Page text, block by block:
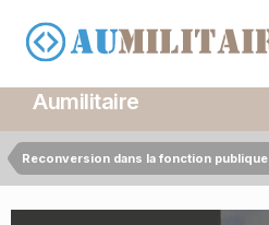
Aumilitaire
Reconversion dans la fonction publique